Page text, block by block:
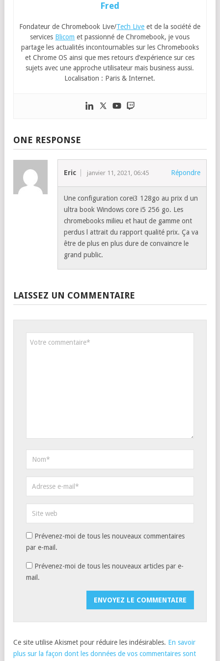
Fred
Fondateur de Chromebook Live/Tech Live et de la société de
services Blicom et passionné de Chromebook, je vous
partage les actualités incontournables sur les Chromebooks
et Chrome OS ainsi que mes retours d’expérience sur ces
sujets avec une approche utilisateur mais business aussi.
Localisation : Paris & Internet.
ONE RESPONSE
Eric janvier 11, 2021, 06:45 Répondre
Une configuration corei3 128go au prix d un
ultra book Windows core i5 256 go. Les
chromebooks milieu et haut de gamme ont
perdus l attrait du rapport qualité prix. Ça va
être de plus en plus dure de convaincre le
grand public.
LAISSEZ UN COMMENTAIRE
Prévenez-moi de tous les nouveaux commentaires
par e-mail.
Prévenez-moi de tous les nouveaux articles par e-
mail.
Ce site utilise Akismet pour réduire les indésirables. En savoir
plus sur la façon dont les données de vos commentaires sont